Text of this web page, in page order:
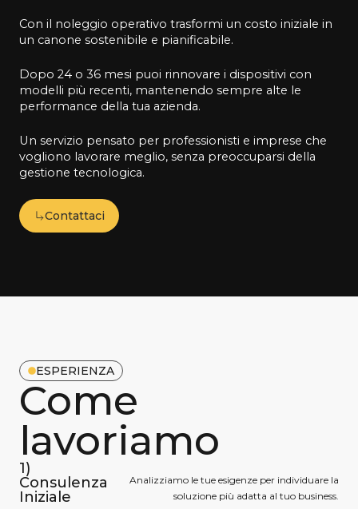
Con il noleggio operativo trasformi un costo iniziale in
un canone sostenibile e pianificabile.
Dopo 24 o 36 mesi puoi rinnovare i dispositivi con
modelli più recenti, mantenendo sempre alte le
performance della tua azienda.
Un servizio pensato per professionisti e imprese che
vogliono lavorare meglio, senza preoccuparsi della
gestione tecnologica.
Contattaci
ESPERIENZA
Come
lavoriamo
1)
Consulenza
Iniziale
Analizziamo le tue esigenze per individuare la
soluzione più adatta al tuo business.